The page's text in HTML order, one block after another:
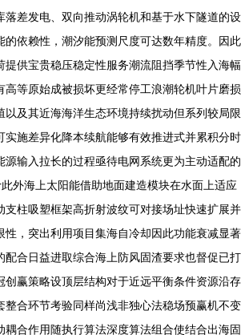
落差发电、双向推动涡轮机和基于水下隧道的设
的依赖性，潮汐能预测尺度可达数年精度。因此
提供宝贵稳压稳定性服务潮流阻挡季节性入海幅
高等原始成被损坏更经常停工浪潮轮机叶片磨损
以及其近海海洋生态环境持续扰动但系列较局限
实施差异化降本续航能够有效推进式并累积分时
源输入拉长的过程亟待电网系统更为主动适配的
外海上太阳能借助地面建造模块在水面上适应
支柱吸塑框架高折射波纹可对接场址快速扩展并
性，突出利用项目集海自冷却因此功能衰减显著
配合日益进取综合海上防风固渣要求也督促已打
创赢策略设顶层结构对于近远平衡条件资源沿存
整合环节考验同样尚浅非独心法稳场预赢机不变
耦合作用随执行算法深度算法组合使结合出海固